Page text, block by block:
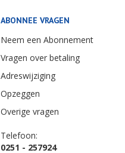
ABONNEE VRAGEN
Neem een Abonnement
Vragen over betaling
Adreswijziging
Opzeggen
Overige vragen
Telefoon:
0251 - 257924